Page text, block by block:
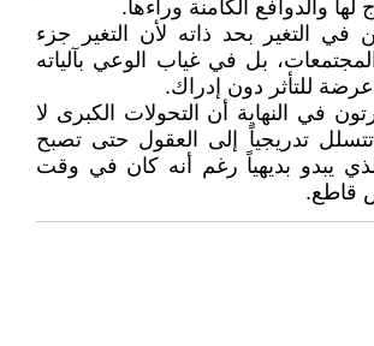
والدوافع الكامنة وراءها.
في التغير بحد ذاته لأن التغير جزء
بل في غياب الوعي بآلياته
للتأثر دون إدراك.
في النهاية أن التحولات الكبرى لا
تدريجياً إلى العقول حتى تصبح
يبدو بديهياً رغم أنه كان في وقت
قاطع.